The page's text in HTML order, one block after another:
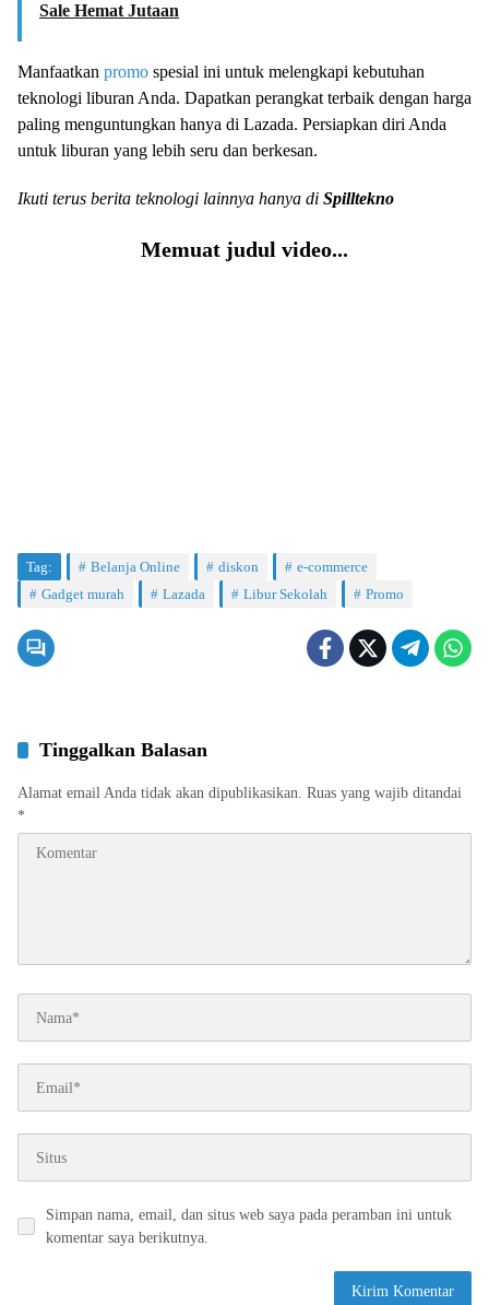
Sale Hemat Jutaan
Manfaatkan promo spesial ini untuk melengkapi kebutuhan
teknologi liburan Anda. Dapatkan perangkat terbaik dengan harga
paling menguntungkan hanya di Lazada. Persiapkan diri Anda
untuk liburan yang lebih seru dan berkesan.
Ikuti terus berita teknologi lainnya hanya di Spilltekno
Memuat judul video...
Tag: Belanja Online diskon
e-commerce
Gadget murah
Lazada Libur Sekolah Promo
Tinggalkan Balasan
Alamat email Anda tidak akan dipublikasikan. Ruas yang wajib ditandai
*
Simpan nama, email, dan situs web saya pada peramban ini untuk
komentar saya berikutnya.